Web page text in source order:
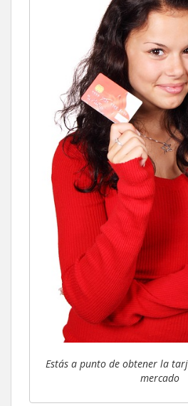
Estás a punto de obtener la
mercado